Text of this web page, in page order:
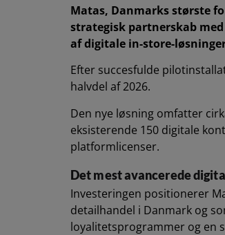
Matas, Danmarks største
strategisk partnerskab
af digitale in-store-
Efter succesfulde
halvdel af 2026.
Den nye løsning omfatter
eksisterende 150 digitale
platformlicenser.
Det mest avancerede
Investeringen positionerer
detailhandel i Danmark og
loyalitetsprogrammer og en